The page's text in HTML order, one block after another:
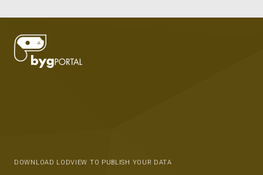
DOWNLOAD LODVIEW TO PUBLISH YOUR DATA